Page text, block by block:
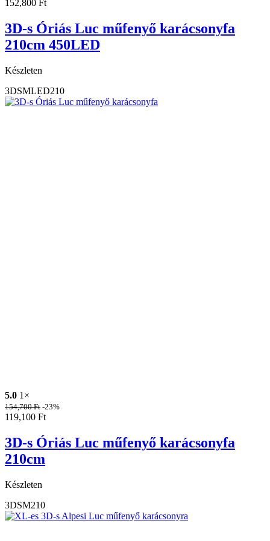
152,800 Ft
3D-s Óriás Luc műfenyő karácsonyfa
210cm 450LED
Készleten
3DSMLED210
5.0 1×
154,700Ft -23%
119,100 Ft
3D-s Óriás Luc műfenyő karácsonyfa
210cm
Készleten
3DSM210